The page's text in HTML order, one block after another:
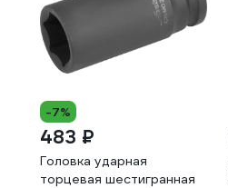
-7%
483 ₽
Головка ударная
торцевая шестигранная